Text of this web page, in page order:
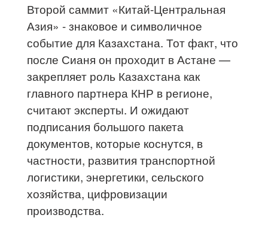
Второй саммит «Китай-Центральная
Азия» - знаковое и символичное
событие для Казахстана. Тот факт, что
после Сианя он проходит в Астане —
закрепляет роль Казахстана как
главного партнера КНР в регионе,
считают эксперты. И ожидают
подписания большого пакета
документов, которые коснутся, в
частности, развития транспортной
логистики, энергетики, сельского
хозяйства, цифровизации
производства.